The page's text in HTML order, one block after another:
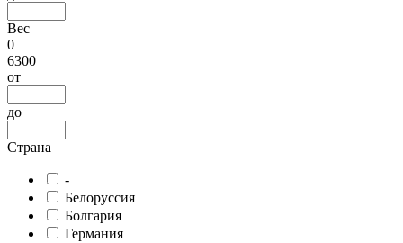
Вес
0
6300
от
до
Страна
-
Белоруссия
Болгария
Германия